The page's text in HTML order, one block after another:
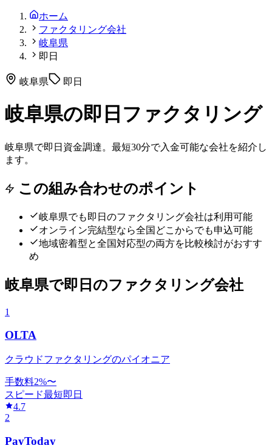
ホーム
ファクタリング会社
岐阜県
即日
岐阜県 即日
岐阜県の即日ファクタリング
岐阜県で即日資金調達。最短30分で入金可能な会社を紹介し
ます。
この組み合わせのポイント
岐阜県でも 即日 のファクタリング会社は利用可能
オンライン完結型なら全国どこからでも申込可能
地域密着型と全国対応型の両方を比較検討がおすす
め
岐阜県で即日 のファクタリング会社
1
OLTA
クラウドファクタリングのパイオニア
手数料2%〜
スピード最短即日
4.7
2
PayToday